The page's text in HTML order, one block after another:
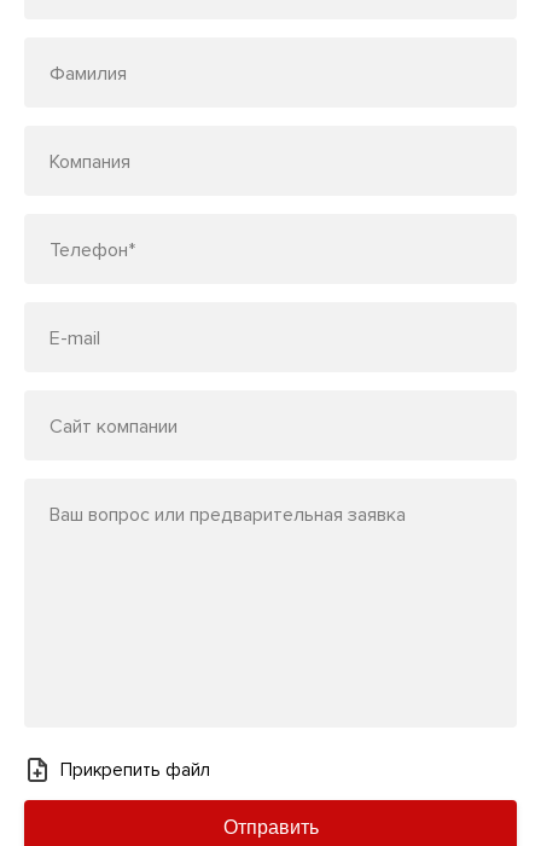
Фамилия
Компания
Телефон*
E-mail
Сайт компании
Ваш вопрос или предварительная заявка
Прикрепить файл
Отправить